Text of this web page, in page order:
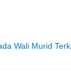
Wali Murid